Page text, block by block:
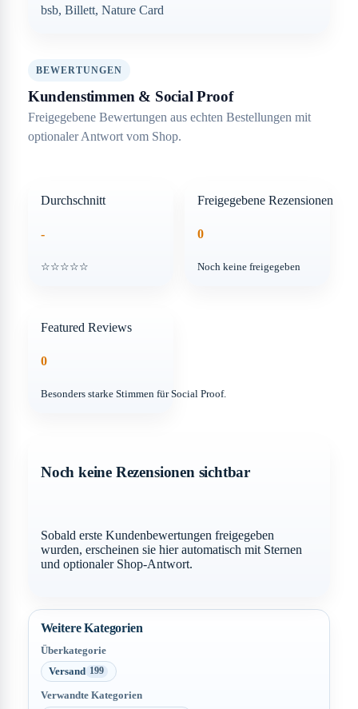
bsb, Billett, Nature Card
BEWERTUNGEN
Kundenstimmen & Social Proof
Freigegebene Bewertungen aus echten Bestellungen mit
optionaler Antwort vom Shop.
Durchschnitt
-
☆☆☆☆☆
Freigegebene Rezensionen
0
Noch keine freigegeben
Featured Reviews
0
Besonders starke Stimmen für Social Proof.
Noch keine Rezensionen sichtbar
Sobald erste Kundenbewertungen freigegeben
wurden, erscheinen sie hier automatisch mit Sternen
und optionaler Shop-Antwort.
Weitere Kategorien
Überkategorie
Versand 199
Verwandte Kategorien